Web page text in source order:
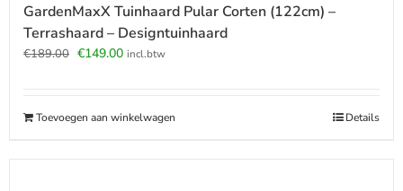
GardenMaxX Tuinhaard Pular Corten (122cm) –
Terrashaard – Designtuinhaard
€189.00 Oorspronkelijke
€189.00.
€149.00Huidige
€149.00.
incl.btw
Toevoegen aan winkelwagen Details